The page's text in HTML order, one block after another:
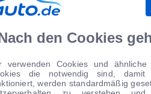
den Cookies
verwenden Cookies und ähnliche
die notwendig sind,
werden standardmäßig